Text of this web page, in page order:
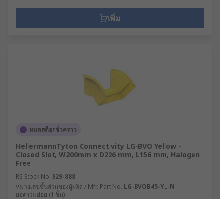
เพิ่ม
หมดสต็อกชั่วคราว
HellermannTyton Connectivity LG-BVO Yellow -
Closed Slot, W200mm x D226 mm, L156 mm, Halogen
Free
RS Stock No. 829-888
หมายเลขชิ้นส่วนของผู้ผลิต / Mfr. Part No. LG-BVOB45-YL-N
ยอดรวมย่อย (1 ชิ้น)